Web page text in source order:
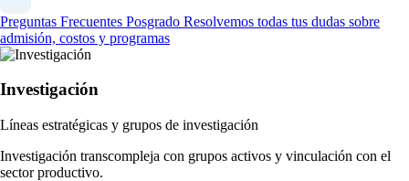
Preguntas Frecuentes Posgrado Resolvemos todas tus dudas sobre
admisión, costos y programas
Investigación
Líneas estratégicas y grupos de investigación
Investigación transcompleja con grupos activos y vinculación con el
sector productivo.